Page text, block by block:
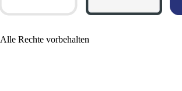
Alle Rechte vorbehalten